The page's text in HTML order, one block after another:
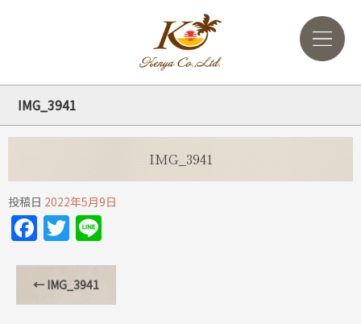
IMG_3941
IMG_3941
投稿日 2022年5月9日
Facebook
Twitter
← IMG_3941